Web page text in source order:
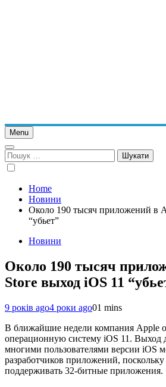
Menu
Пошук:
Home
Новини
Около 190 тысяч приложений в
“убьет”
Новини
Около 190 тысяч
Store выход iOS 11
9 років ago4 роки ago01 mins
В ближайшие недели компания Apple
операционную систему iOS 11. Выход
многими пользователями версии iOS
разработчиков приложений, поскольку
поддерживать 32-битные приложения.